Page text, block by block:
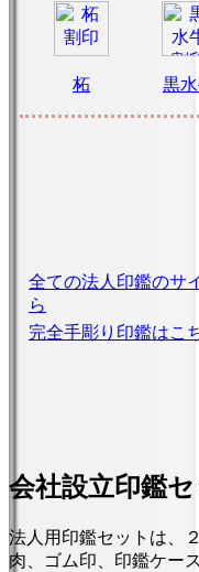
柘 黒
全ての法人印鑑のサ
ら
完全手彫り印鑑はこ
会社設立印鑑セ
法人用印鑑セットは、
肉、ゴム印、印鑑ケー